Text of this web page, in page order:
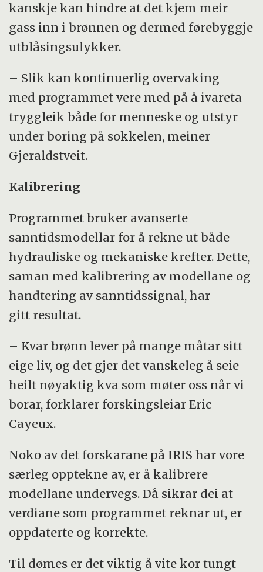
kanskje kan hindre at det kjem meir
gass inn i brønnen og dermed førebyggje
utblåsingsulykker.
– Slik kan kontinuerlig overvaking
med programmet vere med på å ivareta
tryggleik både for menneske og utstyr
under boring på sokkelen, meiner
Gjeraldstveit.
Kalibrering
Programmet bruker avanserte
sanntidsmodellar for å rekne ut både
hydrauliske og mekaniske krefter. Dette,
saman med kalibrering av modellane og
handtering av sanntidssignal, har
gitt resultat.
– Kvar brønn lever på mange måtar sitt
eige liv, og det gjer det vanskeleg å seie
heilt nøyaktig kva som møter oss når vi
borar, forklarer forskingsleiar Eric
Cayeux.
Noko av det forskarane på IRIS har vore
særleg opptekne av, er å kalibrere
modellane undervegs. Då sikrar dei at
verdiane som programmet reknar ut, er
oppdaterte og korrekte.
Til dømes er det viktig å vite kor tungt